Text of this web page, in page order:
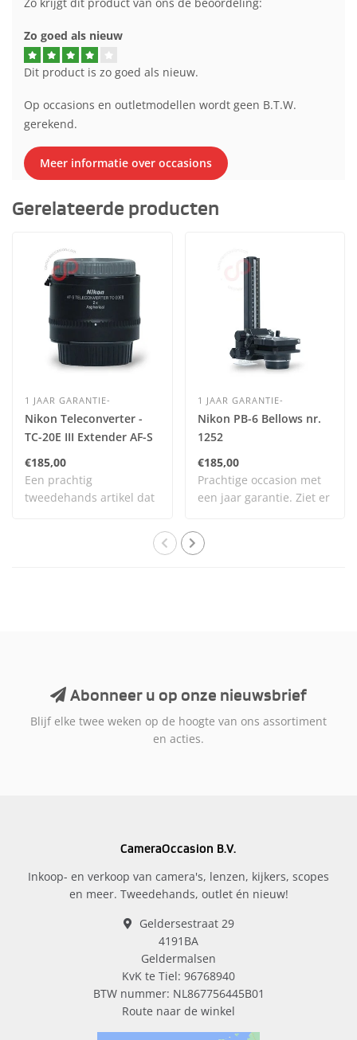
Zo goed als nieuw
Dit product is zo goed als nieuw.
Op occasions en outletmodellen wordt geen B.T.W.
gerekend.
Meer informatie over occasions
Gerelateerde producten
1 JAAR GARANTIE-
Nikon Teleconverter -
TC-20E III Extender AF-S
€185,00
Een prachtig
tweedehands artikel dat
1 JAAR GARANTIE-
Nikon PB-6 Bellows nr.
1252
€185,00
Prachtige occasion met
een jaar garantie. Ziet er
Abonneer u op onze nieuwsbrief
Blijf elke twee weken op de hoogte van ons assortiment
en acties.
CameraOccasion B.V.
Inkoop- en verkoop van camera's, lenzen, kijkers, scopes
en meer. Tweedehands, outlet én nieuw!
Geldersestraat 29
4191BA
Geldermalsen
KvK te Tiel: 96768940
BTW nummer: NL867756445B01
Route naar de winkel